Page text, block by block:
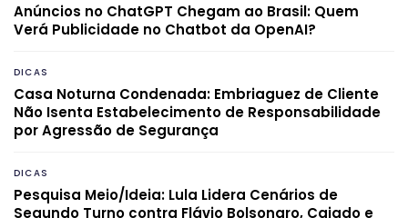
Anúncios no ChatGPT Chegam ao Brasil: Quem
Verá Publicidade no Chatbot da OpenAI?
DICAS
Casa Noturna Condenada: Embriaguez de Cliente
Não Isenta Estabelecimento de Responsabilidade
por Agressão de Segurança
DICAS
Pesquisa Meio/Ideia: Lula Lidera Cenários de
Segundo Turno contra Flávio Bolsonaro, Caiado e